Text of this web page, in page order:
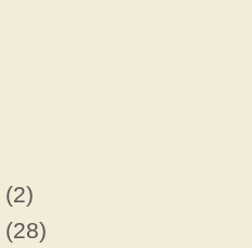
(2)
(28)